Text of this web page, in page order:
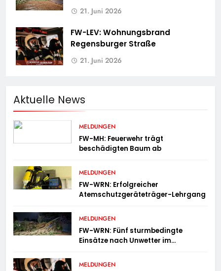
21. Juni 2026
FW-LEV: Wohnungsbrand
Regensburger Straße
21. Juni 2026
Aktuelle News
MELDUNGEN
FW-MH: Feuerwehr trägt
beschädigten Baum ab
MELDUNGEN
FW-WRN: Erfolgreicher
Atemschutzgeräteträger-Lehrgang
MELDUNGEN
FW-WRN: Fünf sturmbedingte
Einsätze nach Unwetter im
MELDUNGEN